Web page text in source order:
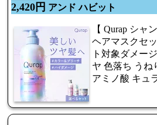
2,420円 アンド ハビット
【 Qurap シャ
ヘアマスクセ
ト対象ダメー
ヤ 色落ち うね
アミノ酸 キュ